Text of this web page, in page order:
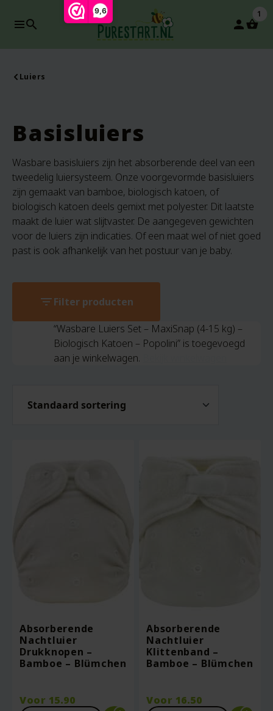
9,6
search person
1
Luiers
Basisluiers
Wasbare basisluiers zijn het absorberende deel van een
tweedelig luiersysteem. Onze voorgevormde basisluiers
zijn gemaakt van bamboe, biologisch katoen, of
biologisch katoen deels gemixt met polyester. Dit laatste
maakt de luier wat slijtvaster. De aangegeven gewichten
voor de luiers zijn indicaties. Of een maat wel of niet goed
past is ook afhankelijk van het postuur van je baby.
filter_listFilter producten
“Wasbare Luiers Set – MaxiSnap (4-15 kg) –
Biologisch Katoen – Popolini” is toegevoegd
aan je winkelwagen.
Absorberende
Nachtluier
Drukknopen –
Bamboe – Blümchen
Voor 15.90
Absorberende
Nachtluier
Klittenband –
Bamboe – Blümchen
Voor 16.50